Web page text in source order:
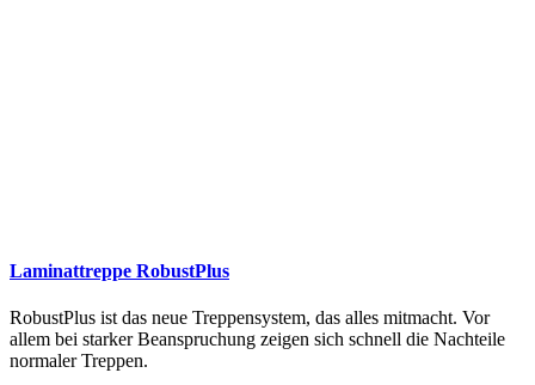
Laminattreppe RobustPlus
RobustPlus ist das neue Treppensystem, das alles mitmacht. Vor
allem bei starker Beanspruchung zeigen sich schnell die Nachteile
normaler Treppen.